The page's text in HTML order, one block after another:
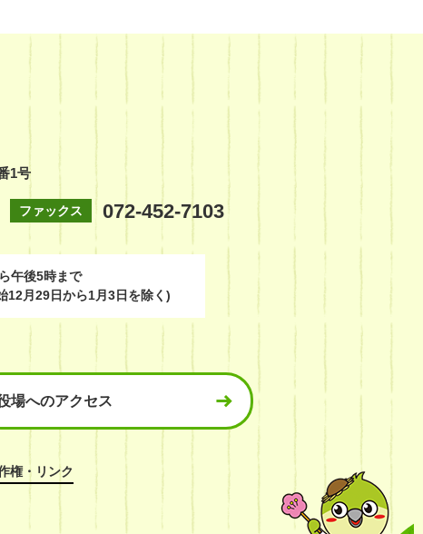
1号
ファックス 072-452-7103
午後5時まで
12月29日から1月3日を除く)
場へのアクセス
権・リンク